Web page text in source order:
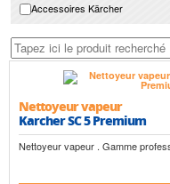
Accessoires Kärcher
Nettoyeur vapeur
Karcher SC 5 Premium
Nettoyeur vapeur . Gamme